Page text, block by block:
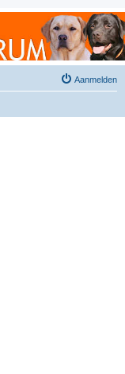
Aanmelden